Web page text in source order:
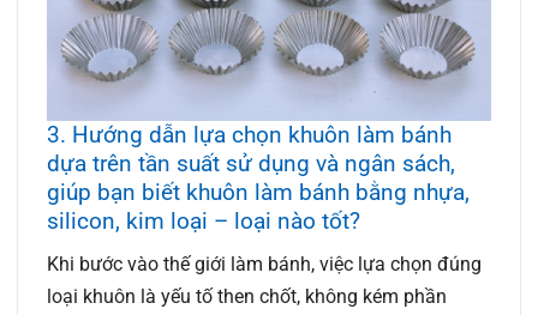
3. Hướng dẫn lựa chọn khuôn làm bánh
dựa trên tần suất sử dụng và ngân sách,
giúp bạn biết khuôn làm bánh bằng nhựa,
silicon, kim loại – loại nào tốt?
Khi bước vào thế giới làm bánh, việc lựa chọn đúng
loại khuôn là yếu tố then chốt, không kém phần